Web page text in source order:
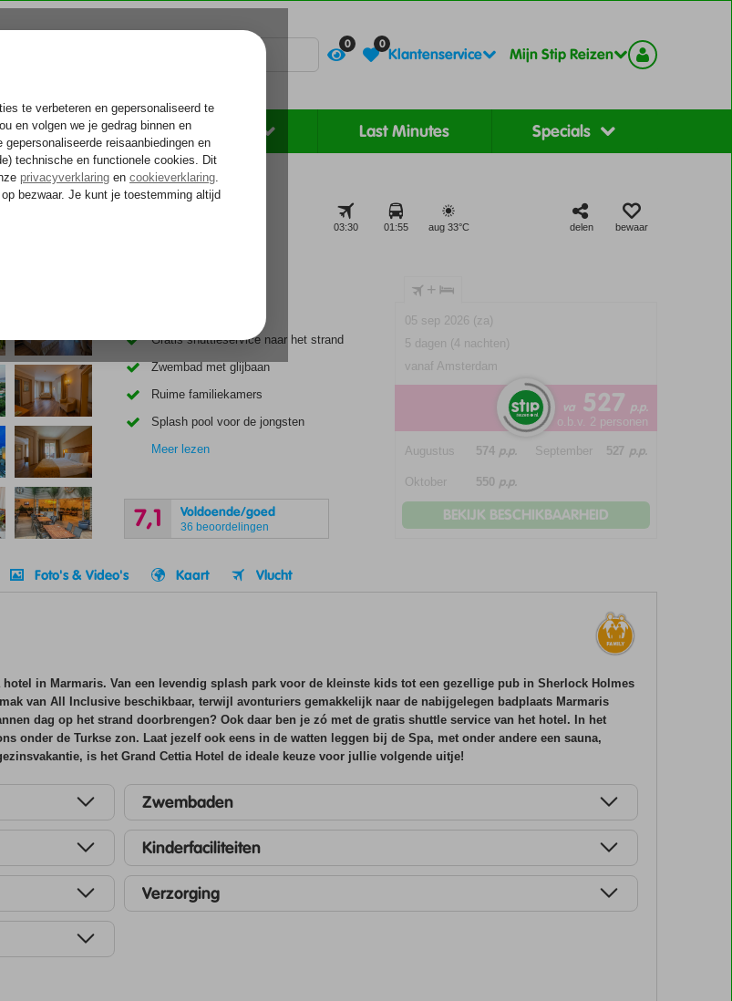
0 0
Klantenservice Mijn Stip Reizen
Zonvakantie Last Minutes Specials
Voelt als thuiskomen...
03:30 01:55 aug 33°C delen bewaar
Gratis shuttleservice naar het strand
Zwembad met glijbaan
Ruime familiekamers
Splash pool voor de jongsten
Meer lezen
7,1 Voldoende/goed
36 beoordelingen
+
05 sep 2026 (za)
5 dagen (4 nachten)
vanaf Amsterdam
va 527 p.p.
o.b.v. 2 personen
Augustus 574 p.p. September 527 p.p.
Oktober 550 p.p.
BEKIJK BESCHIKBAARHEID
Foto's & Video's Kaart Vlucht
in Marmaris. Van een levendig splash park voor de kleinste kids tot een gezellige pub in Sherlock Holmes
van All Inclusive beschikbaar, terwijl avonturiers gemakkelijk naar de nabijgelegen badplaats Marmaris
dag op het strand doorbrengen? Ook daar ben je zó met de gratis shuttle service van het hotel. In het
onder de Turkse zon. Laat jezelf ook eens in de watten leggen bij de Spa, met onder andere een sauna,
is het Grand Cettia Hotel de ideale keuze voor jullie volgende uitje!
Zwembaden
Kinderfaciliteiten
Verzorging